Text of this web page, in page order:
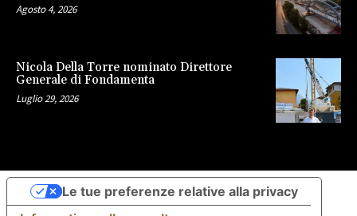
Agosto 4, 2026
Nicola Della Torre nominato Direttore
Generale di Fondamenta
Luglio 29, 2026
Le tue preferenze relative alla privacy